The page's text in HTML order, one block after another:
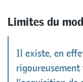
Limites du
Il existe, en